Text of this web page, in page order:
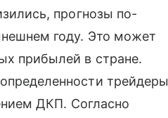
прогнозы по-
году. Это может
прибылей в стране.
трейдеры
ДКП. Согласно